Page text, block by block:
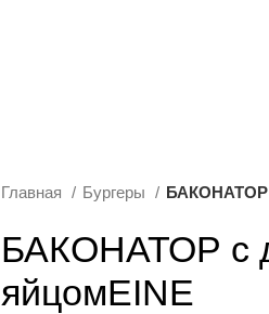
Главная Бургеры БАКОНАТОР
БАКОНАТОР с
яйцомEINE